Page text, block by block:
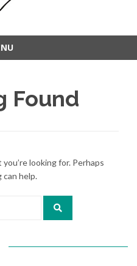
Found
looking for. Perhaps
can help.